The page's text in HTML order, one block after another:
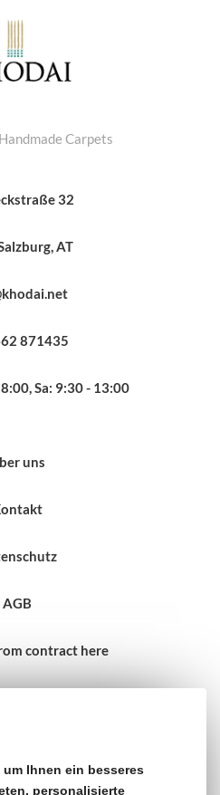
Ihnen ein besseres
personalisierte
Carpets
32
AT
871435
Sa: 9:30 - 13:00
uns
AGB
contract here
& Rückversand